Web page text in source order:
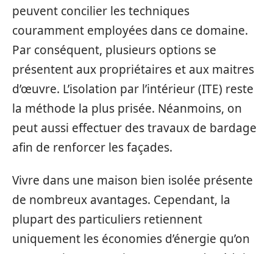
peuvent concilier les techniques
couramment employées dans ce domaine.
Par conséquent, plusieurs options se
présentent aux propriétaires et aux maitres
d’œuvre. L’isolation par l’intérieur (ITE) reste
la méthode la plus prisée. Néanmoins, on
peut aussi effectuer des travaux de bardage
afin de renforcer les façades.
Vivre dans une maison bien isolée présente
de nombreux avantages. Cependant, la
plupart des particuliers retiennent
uniquement les économies d’énergie qu’on